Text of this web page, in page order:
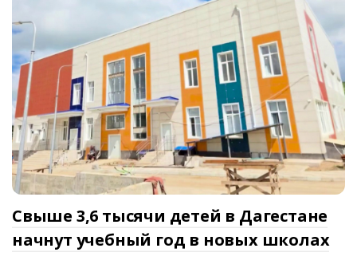
Свыше 3,6 тысячи детей в Дагестане
начнут учебный год в новых школах